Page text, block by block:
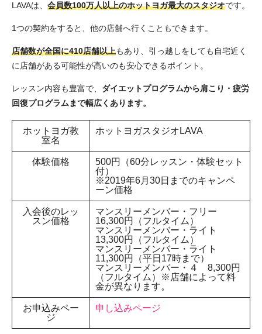
LAVAは、 会員数100万人以上のホットヨガ最大のスタジオです。
1つの契約をすると、他の店舗へ行くこともできます。
店舗数が全国に410店舗以上もあり、引っ越しをしても自宅近く
に店舗がある可能性が高いのも安心できるポイント。
レッスン内容も豊富で、 ダイエットプログラムから肩こり・疲労
回復プログラムまで幅広くあります。
ホットヨガ教
室名
ホットヨガスタジオLAVA
体験価格
500円（60分レッスン・体験セット
付）
※2019年6月30日までのキャンペ
ーン価格
入会後のレッ
スン価格
マンスリーメンバー・フリー
16,300円（フルタイム）
マンスリーメンバー・ライト
13,300円（フルタイム）
マンスリーメンバー・ライト
11,300円（平日17時まで）
マンスリーメンバー・４ 8,300円
（フルタイム）※店舗によって料
金が異なります。
お申込みペー
ジ
申し込みページ